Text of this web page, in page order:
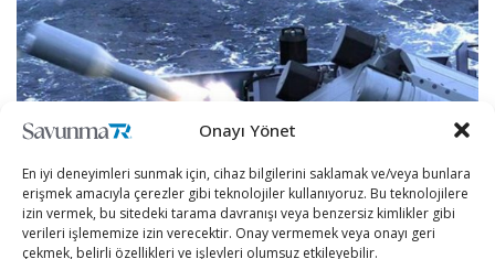
Onayı Yönet
En iyi deneyimleri sunmak için, cihaz bilgilerini saklamak ve/veya bunlara
erişmek amacıyla çerezler gibi teknolojiler kullanıyoruz. Bu teknolojilere
izin vermek, bu sitedeki tarama davranışı veya benzersiz kimlikler gibi
verileri işlememize izin verecektir. Onay vermemek veya onayı geri
çekmek, belirli özellikleri ve işlevleri olumsuz etkileyebilir.